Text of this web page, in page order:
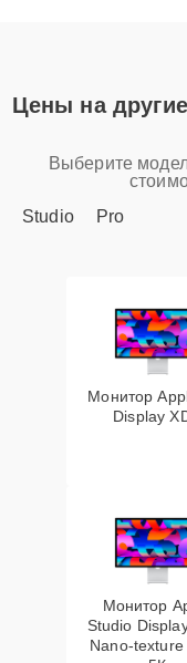
Цены на
Выберите
Studio
Pro
Монитор
Display
Монитор
Studio
Nano-